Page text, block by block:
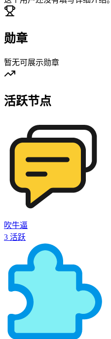
勋章
暂无可展示勋章
活跃节点
吹牛逼
3 活跃